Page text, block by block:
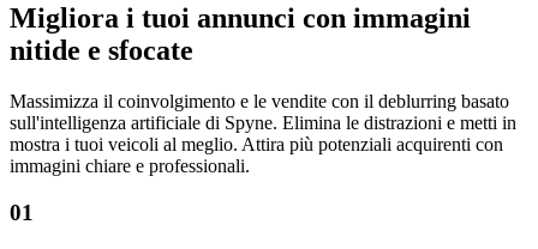
Migliora i tuoi annunci con immagini
nitide e sfocate
Massimizza il coinvolgimento e le vendite con il deblurring basato
sull'intelligenza artificiale di Spyne. Elimina le distrazioni e metti in
mostra i tuoi veicoli al meglio. Attira più potenziali acquirenti con
immagini chiare e professionali.
01